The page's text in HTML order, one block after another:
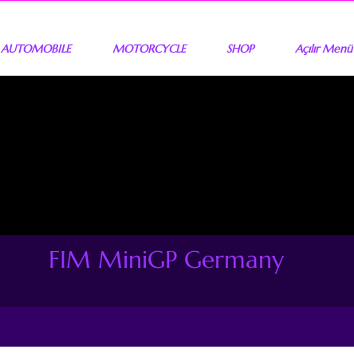
AUTOMOBILE MOTORCYCLE SHOP Açılır Menü
FIM MiniGP Germany